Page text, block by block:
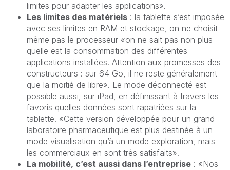
limites pour adapter les applications».
Les limites des matériels : la tablette s’est imposée
avec ses limites en RAM et stockage, on ne choisit
même pas le processeur «on ne sait pas non plus
quelle est la consommation des différentes
applications installées. Attention aux promesses des
constructeurs : sur 64 Go, il ne reste généralement
que la moitié de libre». Le mode déconnecté est
possible aussi, sur iPad, en définissant à travers les
favoris quelles données sont rapatriées sur la
tablette. «Cette version développée pour un grand
laboratoire pharmaceutique est plus destinée à un
mode visualisation qu’à un mode exploration, mais
les commerciaux en sont très satisfaits».
La mobilité, c’est aussi dans l’entreprise : «Nos